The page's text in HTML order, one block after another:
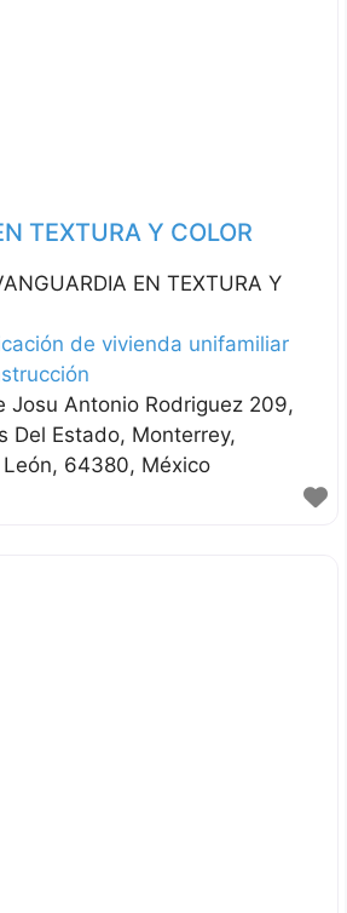
TEXTURA Y COLOR
EN TEXTURA Y
de vivienda unifamiliar
Josu Antonio Rodriguez 209,
Del Estado, Monterrey
64380 México